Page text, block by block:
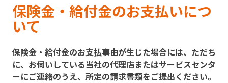
保険金・給付金のお支払いにつ
いて
保険金・給付金のお支払事由が生じた場合には、ただち
に、お伺いしている当社の代理店またはサービスセンタ
ーにご連絡のうえ、所定の請求書類をご提出ください。